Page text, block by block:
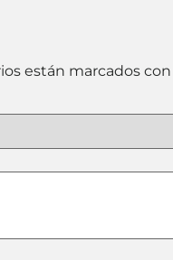
están marcados